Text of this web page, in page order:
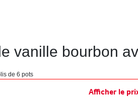
vanille bourbon
de 6 pots
Afficher le